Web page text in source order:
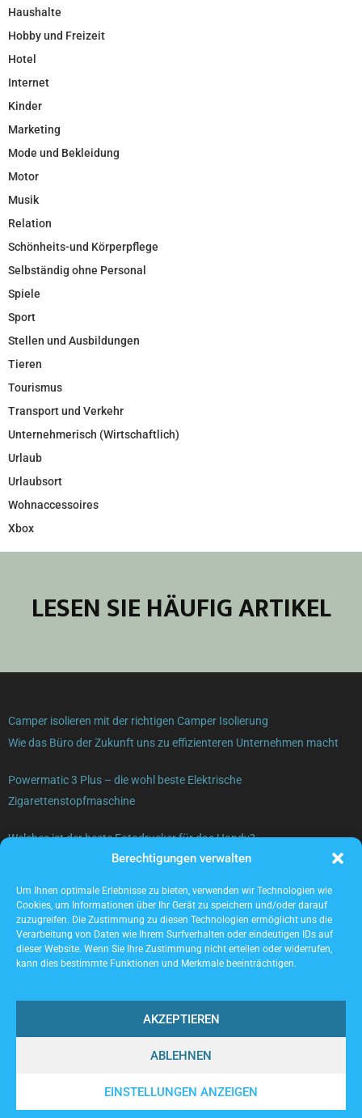
Berechtigungen verwalten
Um Ihnen optimale Erlebnisse zu bieten, verwenden wir Technologien wie
Cookies, um Informationen über Ihr Gerät zu speichern und/oder darauf
zuzugreifen. Die Zustimmung zu diesen Technologien ermöglicht uns die
Verarbeitung von Daten wie Ihrem Surfverhalten oder eindeutigen IDs auf
dieser Website. Wenn Sie Ihre Zustimmung nicht erteilen oder widerrufen,
kann dies bestimmte Funktionen und Merkmale beeinträchtigen.
AKZEPTIEREN
ABLEHNEN
EINSTELLUNGEN ANZEIGEN
Haushalte
Hobby und Freizeit
Hotel
Internet
Kinder
Marketing
Mode und Bekleidung
Motor
Musik
Relation
Schönheits-und Körperpflege
Selbständig ohne Personal
Spiele
Sport
Stellen und Ausbildungen
Tieren
Tourismus
Transport und Verkehr
Unternehmerisch (Wirtschaftlich)
Urlaub
Urlaubsort
Wohnaccessoires
Xbox
LESEN SIE HÄUFIG ARTIKEL
Camper isolieren mit der richtigen Camper Isolierung
Wie das Büro der Zukunft uns zu effizienteren Unternehmen macht
Powermatic 3 Plus – die wohl beste Elektrische
Zigarettenstopfmaschine
Welches ist der beste Fotodrucker für das Handy?